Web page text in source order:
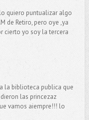
quiero puntualizar algo
de Retiro, pero oye ,ya
cierto yo soy la tercera
la biblioteca publica que
las princezaz
vamos aiempre!!! lo